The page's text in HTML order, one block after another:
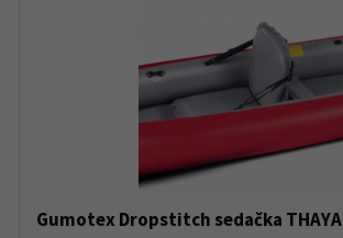
Gumotex Dropstitch sedačka THAYA